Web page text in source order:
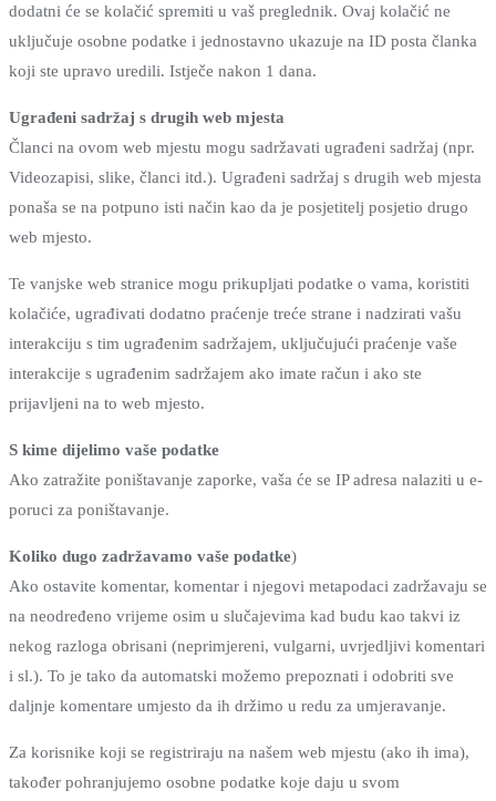
dodatni će se kolačić spremiti u vaš preglednik. Ovaj kolačić ne
uključuje osobne podatke i jednostavno ukazuje na ID posta članka
koji ste upravo uredili. Istječe nakon 1 dana.
Ugrađeni sadržaj s drugih web mjesta
Članci na ovom web mjestu mogu sadržavati ugrađeni sadržaj (npr.
Videozapisi, slike, članci itd.). Ugrađeni sadržaj s drugih web mjesta
ponaša se na potpuno isti način kao da je posjetitelj posjetio drugo
web mjesto.
Te vanjske web stranice mogu prikupljati podatke o vama, koristiti
kolačiće, ugrađivati ​​dodatno praćenje treće strane i nadzirati vašu
interakciju s tim ugrađenim sadržajem, uključujući praćenje vaše
interakcije s ugrađenim sadržajem ako imate račun i ako ste
prijavljeni na to web mjesto.
S kime dijelimo vaše podatke
Ako zatražite poništavanje zaporke, vaša će se IP adresa nalaziti u e-
poruci za poništavanje.
Koliko dugo zadržavamo vaše podatke)
Ako ostavite komentar, komentar i njegovi metapodaci zadržavaju se
na neodređeno vrijeme osim u slučajevima kad budu kao takvi iz
nekog razloga obrisani (neprimjereni, vulgarni, uvrjedljivi komentari
i sl.). To je tako da automatski možemo prepoznati i odobriti sve
daljnje komentare umjesto da ih držimo u redu za umjeravanje.
Za korisnike koji se registriraju na našem web mjestu (ako ih ima),
također pohranjujemo osobne podatke koje daju u svom